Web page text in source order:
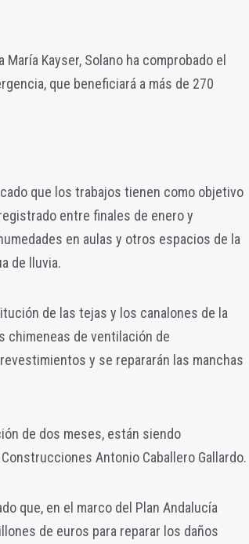
Kayser, Solano ha comprobado el
que beneficiará a más de 270
que los trabajos tienen como objetivo
entre finales de enero y
en aulas y otros espacios de la
de lluvia.
de las tejas y los canalones de la
chimeneas de ventilación de
y se repararán las manchas
de dos meses, están siendo
Antonio Caballero Gallardo.
que, en el marco del Plan Andalucía
de euros para reparar los daños